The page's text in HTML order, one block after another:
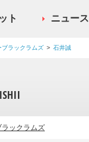
ト ニュース
ブラックラムズ 石井誠
ラックラムズ